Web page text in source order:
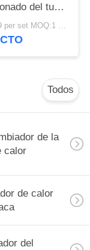
del tubo
la alta
USD9-9999 per set MOQ:1 PC
Todos
de la
calor
de calor
del